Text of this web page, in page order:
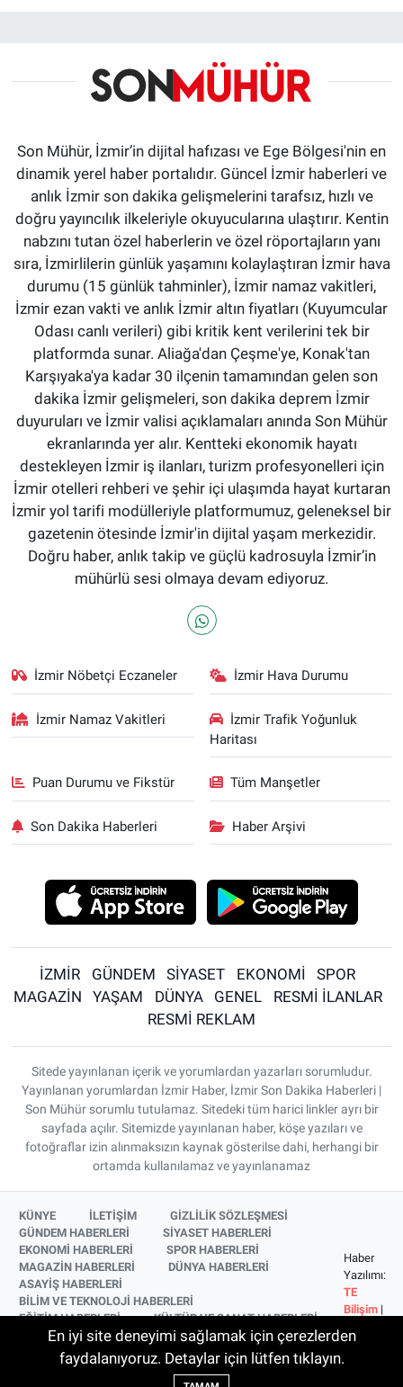
Son Mühür, İzmir’in dijital hafızası ve Ege Bölgesi'nin en
dinamik yerel haber portalıdır. Güncel İzmir haberleri ve
anlık İzmir son dakika gelişmelerini tarafsız, hızlı ve
doğru yayıncılık ilkeleriyle okuyucularına ulaştırır. Kentin
nabzını tutan özel haberlerin ve özel röportajların yanı
sıra, İzmirlilerin günlük yaşamını kolaylaştıran İzmir hava
durumu (15 günlük tahminler), İzmir namaz vakitleri,
İzmir ezan vakti ve anlık İzmir altın fiyatları (Kuyumcular
Odası canlı verileri) gibi kritik kent verilerini tek bir
platformda sunar. Aliağa'dan Çeşme'ye, Konak'tan
Karşıyaka'ya kadar 30 ilçenin tamamından gelen son
dakika İzmir gelişmeleri, son dakika deprem İzmir
duyuruları ve İzmir valisi açıklamaları anında Son Mühür
ekranlarında yer alır. Kentteki ekonomik hayatı
destekleyen İzmir iş ilanları, turizm profesyonelleri için
İzmir otelleri rehberi ve şehir içi ulaşımda hayat kurtaran
İzmir yol tarifi modülleriyle platformumuz, geleneksel bir
gazetenin ötesinde İzmir'in dijital yaşam merkezidir.
Doğru haber, anlık takip ve güçlü kadrosuyla İzmir’in
mühürlü sesi olmaya devam ediyoruz.
İzmir Nöbetçi Eczaneler İzmir Hava Durumu
İzmir Namaz Vakitleri
İzmir Trafik Yoğunluk
Haritası
Puan Durumu ve Fikstür Tüm Manşetler
Son Dakika Haberleri Haber Arşivi
İZMİR GÜNDEM SİYASET EKONOMİ
SPOR
MAGAZİN
YAŞAM DÜNYA GENEL
RESMİ İLANLAR
RESMİ REKLAM
Sitede yayınlanan içerik ve yorumlardan yazarları sorumludur.
Yayınlanan yorumlardan İzmir Haber, İzmir Son Dakika Haberleri |
Son Mühür sorumlu tutulamaz. Sitedeki tüm harici linkler ayrı bir
sayfada açılır. Sitemizde yayınlanan haber, köşe yazıları ve
fotoğraflar izin alınmaksızın kaynak gösterilse dahi, herhangi bir
ortamda kullanılamaz ve yayınlanamaz
KÜNYE İLETİŞİM
GİZLİLİK SÖZLEŞMESİ
GÜNDEM HABERLERİ
SİYASET HABERLERİ
EKONOMİ HABERLERİ
SPOR HABERLERİ
MAGAZİN HABERLERİ
DÜNYA HABERLERİ
ASAYİŞ HABERLERİ
BİLİM VE TEKNOLOJİ HABERLERİ
EĞİTİM HABERLERİ
KÜLTÜR VE SANAT HABERLERİ
SAĞLIK HABERLERİ
YAŞAM HABERLERİ
YEREL HABERLER
İZMİR HABERLERİ
SİNEMA VE TELEVİZYON HABERLERİ
Haber
Yazılımı:
TE
Bilişim |
© 2026
En iyi site deneyimi sağlamak için çerezlerden
faydalanıyoruz. Detaylar için lütfen tıklayın.